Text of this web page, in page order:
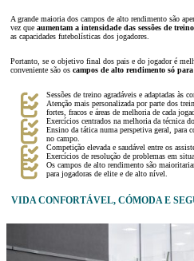
A grande maioria dos campos de alto rendimento são
vez que aumentam a intensidade das sessões de treino
as capacidades futebolísticas dos jogadores.
Portanto, se o objetivo final dos pais e do jogador é
conveniente são os campos de alto rendimento só para
Sessões de treino agradáveis e adaptadas às
Atenção mais personalizada por parte dos
fortes, fracos e áreas de melhoria de cada
Exercícios centrados na melhoria da técnica
Ensino da tática numa perspetiva geral, para
no campo.
Competição elevada e saudável entre os
Exercícios de resolução de problemas em
Os campos de alto rendimento são
para jogadoras de elite e de alto nível.
VIDA CONFORTÁVEL, CÓMODA E